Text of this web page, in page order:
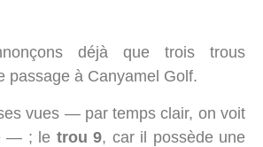
déjà que trois trous
passage à Canyamel Golf.
vues — par temps clair, on voit
— ; le trou 9, car il possède une